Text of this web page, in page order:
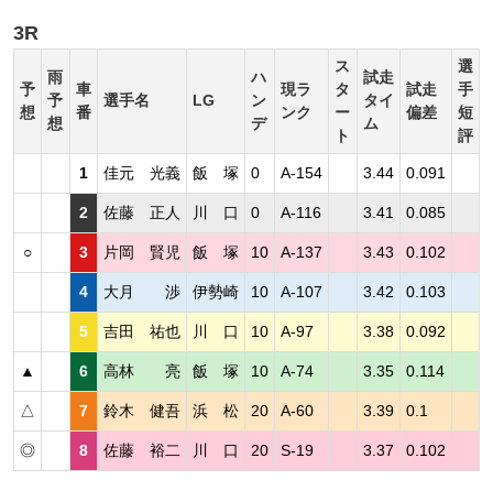
3R
予
想
雨
予
想
車
番
選手名 LG
ハ
ン
デ
現ラ
ンク
ス
タ
ー
ト
試走
タイ
ム
試走
偏差
選
手
短
評
1 佳元 光義 飯 塚 0 A-154 3.44 0.091
2 佐藤 正人 川 口 0 A-116 3.41 0.085
○ 3 片岡 賢児 飯 塚 10 A-137 3.43 0.102
4 大月 渉 伊勢崎 10 A-107 3.42 0.103
5 吉田 祐也 川 口 10 A-97 3.38 0.092
▲ 6 高林 亮 飯 塚 10 A-74 3.35 0.114
△ 7 鈴木 健吾 浜 松 20 A-60 3.39 0.1
◎ 8 佐藤 裕二 川 口 20 S-19 3.37 0.102